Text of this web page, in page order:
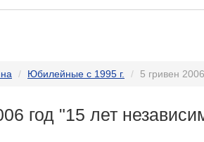
Юбилейные с 1995 г. 5 гривен
год "15 лет